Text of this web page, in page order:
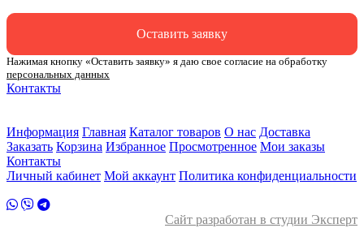
Оставить заявку
Нажимая кнопку «Оставить заявку» я даю свое согласие на обработку
персональных данных
Контакты
Информация Главная Каталог товаров О нас Доставка
Заказать Корзина Избранное Просмотренное Мои заказы
Контакты
Личный кабинет Мой аккаунт Политика конфиденциальности
Сайт разработан в студии Эксперт